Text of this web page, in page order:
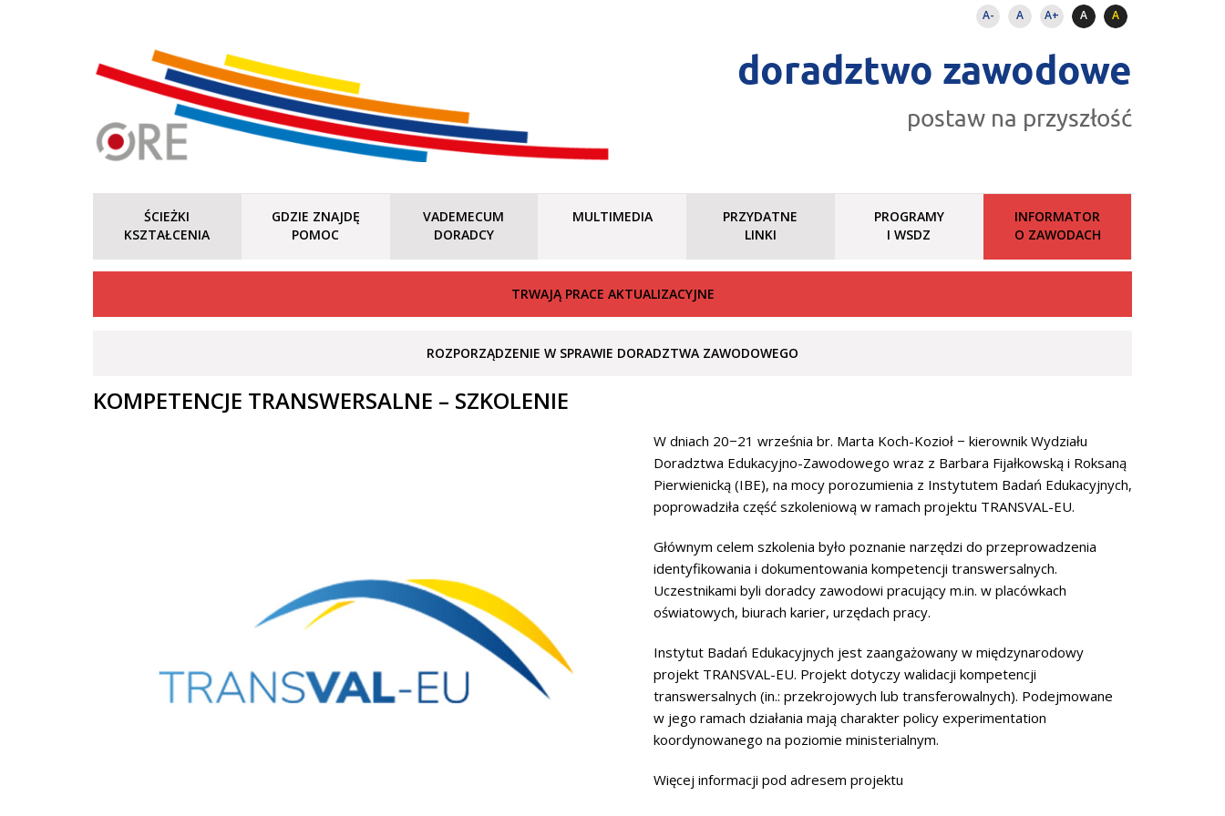
A- A A+ A A
doradztwo zawodowe
postaw na przyszłość
ŚCIEŻKI
KSZTAŁCENIA
GDZIE ZNAJDĘ
POMOC
VADEMECUM
DORADCY
MULTIMEDIA
PRZYDATNE
LINKI
PROGRAMY
I WSDZ
INFORMATOR
O ZAWODACH
TRWAJĄ PRACE AKTUALIZACYJNE
ROZPORZĄDZENIE W SPRAWIE DORADZTWA ZAWODOWEGO
KOMPETENCJE TRANSWERSALNE – SZKOLENIE
W dniach 20−21 września br. Marta Koch-Kozioł − kierownik Wydziału
Doradztwa Edukacyjno-Zawodowego wraz z Barbara Fijałkowską i Roksaną
Pierwienicką (IBE), na mocy porozumienia z Instytutem Badań Edukacyjnych,
poprowadziła część szkoleniową w ramach projektu TRANSVAL-EU.
Głównym celem szkolenia było poznanie narzędzi do przeprowadzenia
identyfikowania i dokumentowania kompetencji transwersalnych.
Uczestnikami byli doradcy zawodowi pracujący m.in. w placówkach
oświatowych, biurach karier, urzędach pracy.
Instytut Badań Edukacyjnych jest zaangażowany w międzynarodowy
projekt TRANSVAL-EU. Projekt dotyczy walidacji kompetencji
transwersalnych (in.: przekrojowych lub transferowalnych). Podejmowane
w jego ramach działania mają charakter policy experimentation
koordynowanego na poziomie ministerialnym.
Więcej informacji pod adresem projektu